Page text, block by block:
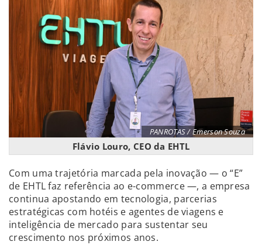
PANROTAS / Emerson Souza
Flávio Louro, CEO da EHTL
Com uma trajetória marcada pela inovação — o “E”
de EHTL faz referência ao e-commerce —, a empresa
continua apostando em tecnologia, parcerias
estratégicas com hotéis e agentes de viagens e
inteligência de mercado para sustentar seu
crescimento nos próximos anos.